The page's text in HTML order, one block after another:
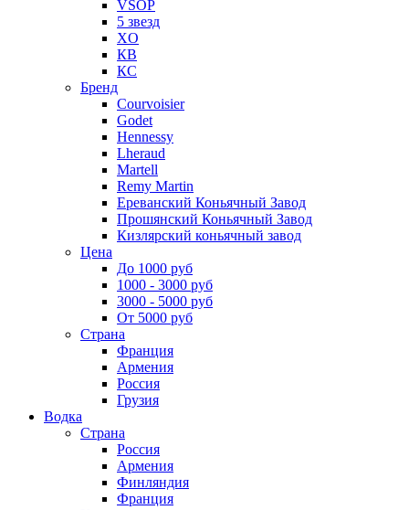
VSOP
5 звезд
XO
КВ
КС
Бренд
Courvoisier
Godet
Hennessy
Lheraud
Martell
Remy Martin
Ереванский Коньячный Завод
Прошянский Коньячный Завод
Кизлярский коньячный завод
Цена
До 1000 руб
1000 - 3000 руб
3000 - 5000 руб
От 5000 руб
Страна
Франция
Армения
Россия
Грузия
Водка
Страна
Россия
Армения
Финляндия
Франция